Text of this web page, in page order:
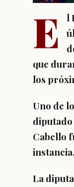
E
l
que
los
Uno de
diputado
Cabello
instancia.
La